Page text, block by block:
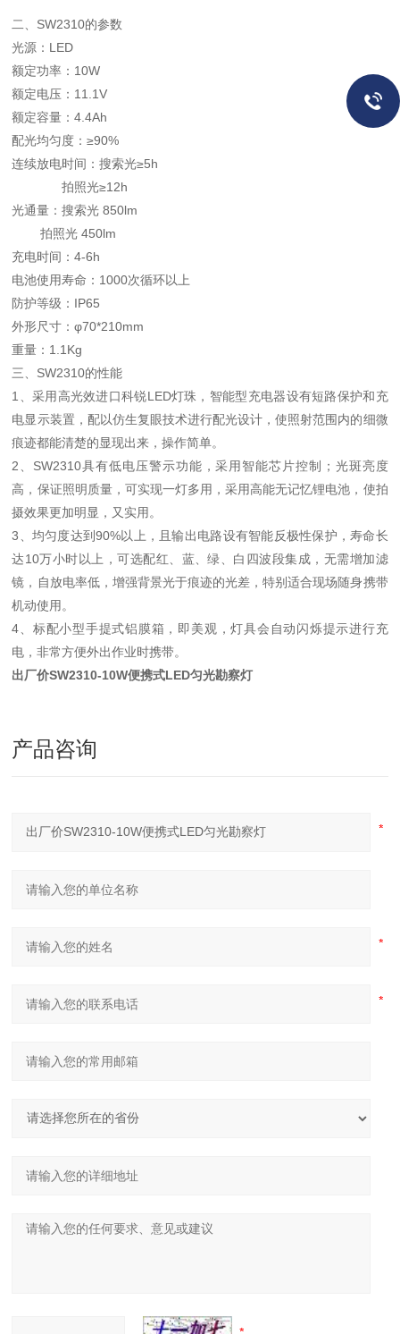
二、SW2310的参数
光源：LED
额定功率：10W
额定电压：11.1V
额定容量：4.4Ah
配光均匀度：≥90%
连续放电时间：搜索光≥5h
拍照光≥12h
光通量：搜索光 850lm
拍照光 450lm
充电时间：4-6h
电池使用寿命：1000次循环以上
防护等级：IP65
外形尺寸：φ70*210mm
重量：1.1Kg
三、SW2310的性能
1、采用高光效进口科锐LED灯珠，智能型充电器设有短路保护和充
电显示装置，配以仿生复眼技术进行配光设计，使照射范围内的细微
痕迹都能清楚的显现出来，操作简单。
2、SW2310具有低电压警示功能，采用智能芯片控制；光斑亮度
高，保证照明质量，可实现一灯多用，采用高能无记忆锂电池，使拍
摄效果更加明显，又实用。
3、均匀度达到90%以上，且输出电路设有智能反极性保护，寿命长
达10万小时以上，可选配红、蓝、绿、白四波段集成，无需增加滤
镜，自放电率低，增强背景光于痕迹的光差，特别适合现场随身携带
机动使用。
4、标配小型手提式铝膜箱，即美观，灯具会自动闪烁提示进行充
电，非常方便外出作业时携带。
出厂价SW2310-10W便携式LED匀光勘察灯
产品咨询